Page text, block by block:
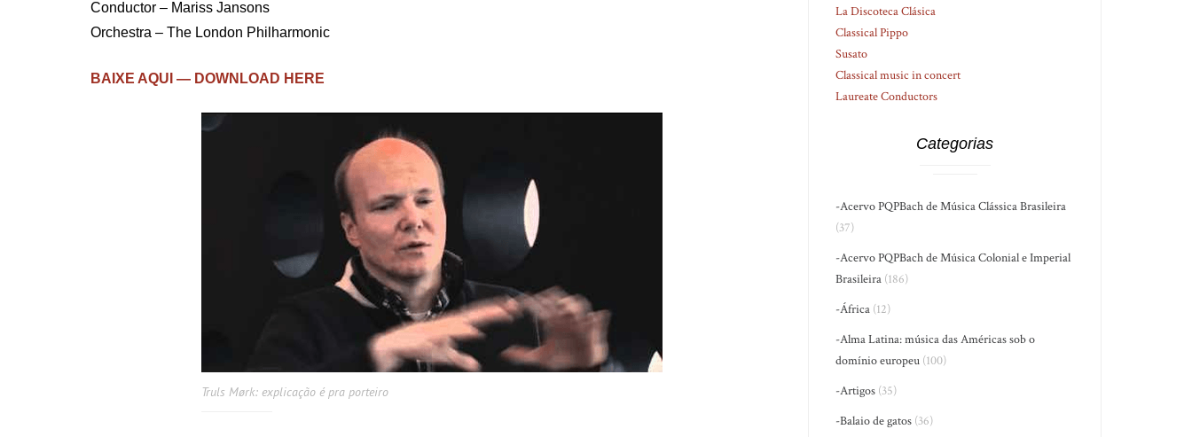
Conductor – Mariss Jansons
Orchestra – The London Philharmonic
BAIXE AQUI — DOWNLOAD HERE
Truls Mørk: explicação é pra porteiro
La Discoteca Clásica
Classical Pippo
Susato
Classical music in concert
Laureate Conductors
Categorias
-Acervo PQPBach de Música Clássica Brasileira
(37)
-Acervo PQPBach de Música Colonial e Imperial
Brasileira (186)
-África (12)
-Alma Latina: música das Américas sob o
domínio europeu (100)
-Artigos (35)
-Balaio de gatos (36)